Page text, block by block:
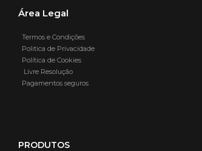
Área Legal
Termos e Condições
Politica de Privacidade
Política de Cookies
Livre Resolução
Pagamentos seguros
PRODUTOS